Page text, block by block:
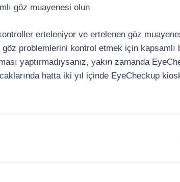
göz muayenesi olun
erteleniyor ve ertelenen göz
problemlerini kontrol etmek için kapsamlı
yaptırmadıysanız, yakın zamanda
hatta iki yıl içinde EyeCheckup